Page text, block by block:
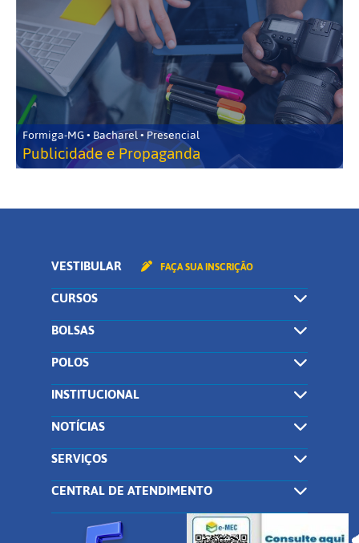
Formiga-MG • Bacharel • Presencial
Publicidade e Propaganda
VESTIBULAR FAÇA SUA INSCRIÇÃO
CURSOS
BOLSAS
POLOS
INSTITUCIONAL
NOTÍCIAS
SERVIÇOS
CENTRAL DE ATENDIMENTO